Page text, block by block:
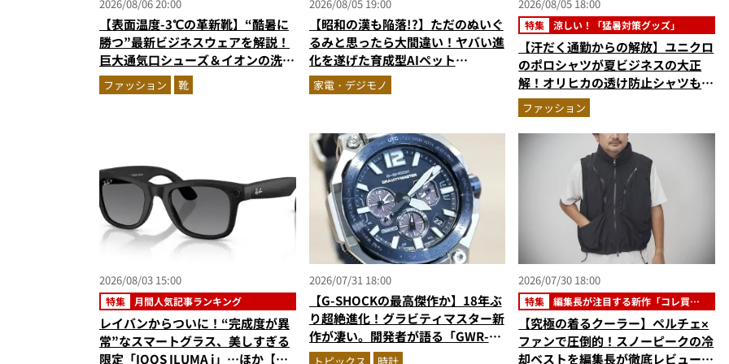
2026/08/06 20:00
【表面温度-3℃の革新靴】“酷暑に
勝つ”最新ビジネスウェアを解説！
巨大通気口シューズ＆イオンの洗え
る1万円台セットアップほか
ファッション 靴
2026/08/05 19:00
【昭和の漢も陥落!?】ただのぬいぐ
るみと思ったら大間違い！ヤバい進
化を遂げた育成型AIペット
「Fuzozo」にハートを奪われた
家電・デジモノ
2026/08/05 18:00
特集 涼しい！「猛暑対策グッズ」
【汗だく通勤からの解放】ユニクロ
のポロシャツが夏ビジネスの大正
解！オリヒカの透け防止シャツも優
秀。酷暑も涼しい顔で働ける超快適
ウエアの実力
ファッション
2026/08/03 15:00
特集 月間人気記事ランキング
レイバンからついに！“完成度が異
常”なスマートグラス、美しすぎる
限定「IQOS ILUMA i」…ほか【ガ
2026/07/31 18:00
【G-SHOCKの最高傑作か】18年ぶ
り超絶進化！グラビティマスター新
作が凄い。開発者が語る「GWR-
B3000」最新ムーブメントの衝撃
2026/07/30 18:00
特集
編集長が注目する新作「コレ買い
です」
【究極の着るクーラー】ペルチェ×
ファンで圧倒的！スノーピークの冷
却ベストを編集長が徹底レビュー。